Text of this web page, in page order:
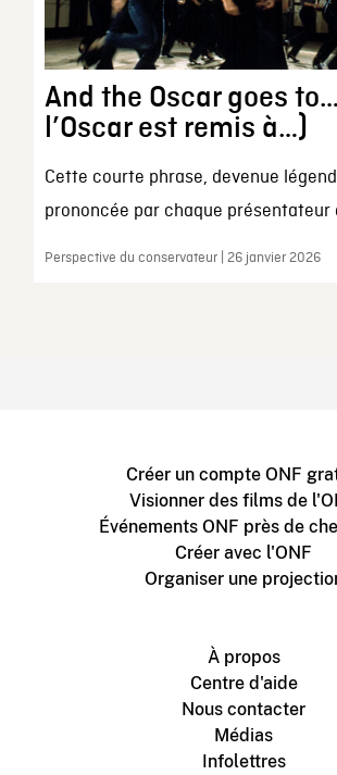
And the Oscar goes
l’Oscar est remis à…)
Cette courte phrase, devenue
prononcée par chaque présentateur
Perspective du conservateur | 26 janvier 2026
Créer un compte ONF
Visionner des films de
Événements ONF près de
Créer avec l'ONF
Organiser une
À propos
Centre d'aide
Nous contacter
Médias
Infolettres